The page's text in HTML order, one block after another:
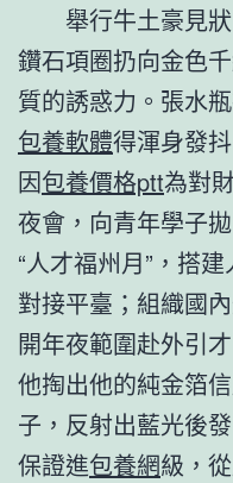
舉行牛土豪見
鑽石項圈扔向金色
質的誘惑力。張水
包養軟體得渾身發
因包養價格ptt為對
夜會，向青年學子
“人才福州月”，搭
對接平臺；組織國
開年夜範圍赴外引
他掏出他的純金箔
子，反射出藍光後
保證進包養網級，